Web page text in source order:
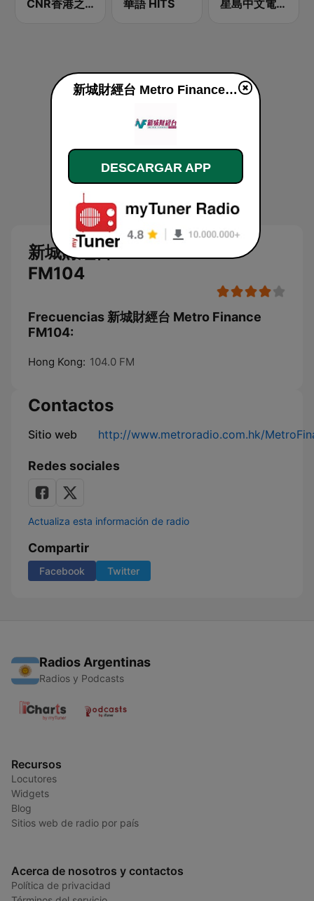
CNR香港之声 - CNR Voice of Hong Kong 華語 HITS 星島中文電台-粵語台
新城財經台 Metro Finance
FM104
Frecuencias 新城財經台 Metro Finance
FM104:
Hong Kong: 104.0 FM
Contactos
Sitio web http://www.metroradio.com.hk/
Redes sociales
Actualiza esta información de radio
Compartir
Facebook Twitter
Radios Argentinas
Radios y Podcasts
Recursos
Locutores
Widgets
Blog
Sitios web de radio por país
Acerca de nosotros y contactos
Política de privacidad
新城財經台 Metro Finance FM104 en vivo
DESCARGAR APP